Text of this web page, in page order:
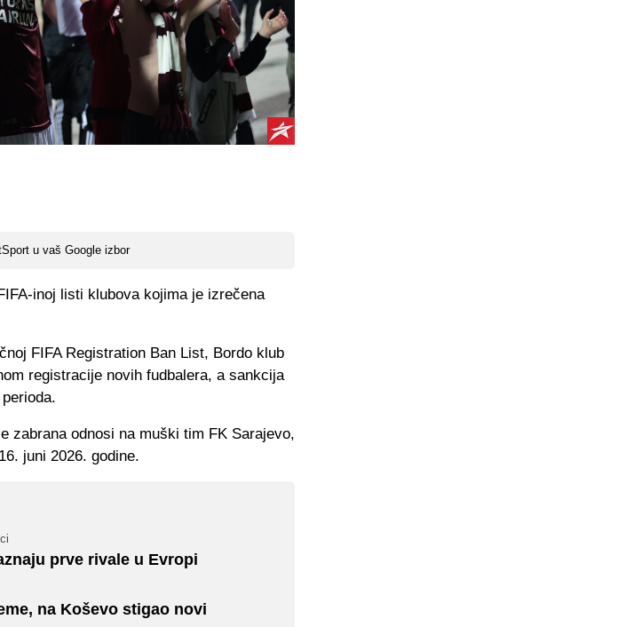
u vaš Google izbor
inoj listi klubova kojima je izrečena
FIFA Registration Ban List, Bordo klub
registracije novih fudbalera, a sankcija
zabrana odnosi na muški tim FK Sarajevo,
juni 2026. godine.
prve rivale u Evropi
na Koševo stigao novi